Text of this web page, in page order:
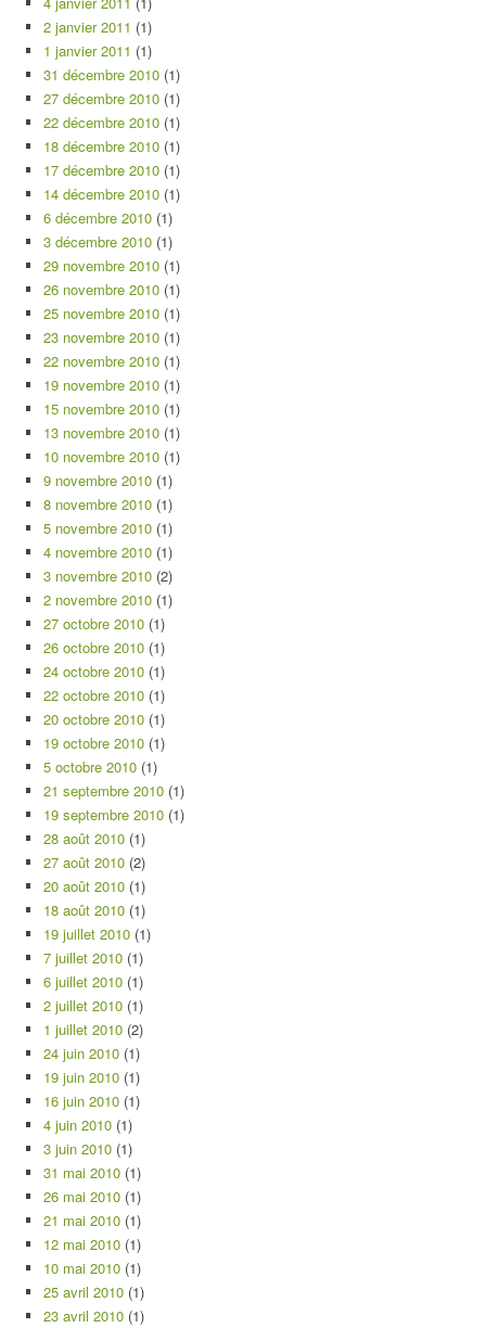
2 janvier 2011 (1)
1 janvier 2011 (1)
31 décembre 2010 (1)
27 décembre 2010 (1)
22 décembre 2010 (1)
18 décembre 2010 (1)
17 décembre 2010 (1)
14 décembre 2010 (1)
6 décembre 2010 (1)
3 décembre 2010 (1)
29 novembre 2010 (1)
26 novembre 2010 (1)
25 novembre 2010 (1)
23 novembre 2010 (1)
22 novembre 2010 (1)
19 novembre 2010 (1)
15 novembre 2010 (1)
13 novembre 2010 (1)
10 novembre 2010 (1)
9 novembre 2010 (1)
8 novembre 2010 (1)
5 novembre 2010 (1)
4 novembre 2010 (1)
3 novembre 2010 (2)
2 novembre 2010 (1)
27 octobre 2010 (1)
26 octobre 2010 (1)
24 octobre 2010 (1)
22 octobre 2010 (1)
20 octobre 2010 (1)
19 octobre 2010 (1)
5 octobre 2010 (1)
21 septembre 2010 (1)
19 septembre 2010 (1)
28 août 2010 (1)
27 août 2010 (2)
20 août 2010 (1)
18 août 2010 (1)
19 juillet 2010 (1)
7 juillet 2010 (1)
6 juillet 2010 (1)
2 juillet 2010 (1)
1 juillet 2010 (2)
24 juin 2010 (1)
19 juin 2010 (1)
16 juin 2010 (1)
4 juin 2010 (1)
3 juin 2010 (1)
31 mai 2010 (1)
26 mai 2010 (1)
21 mai 2010 (1)
12 mai 2010 (1)
10 mai 2010 (1)
25 avril 2010 (1)
23 avril 2010 (1)